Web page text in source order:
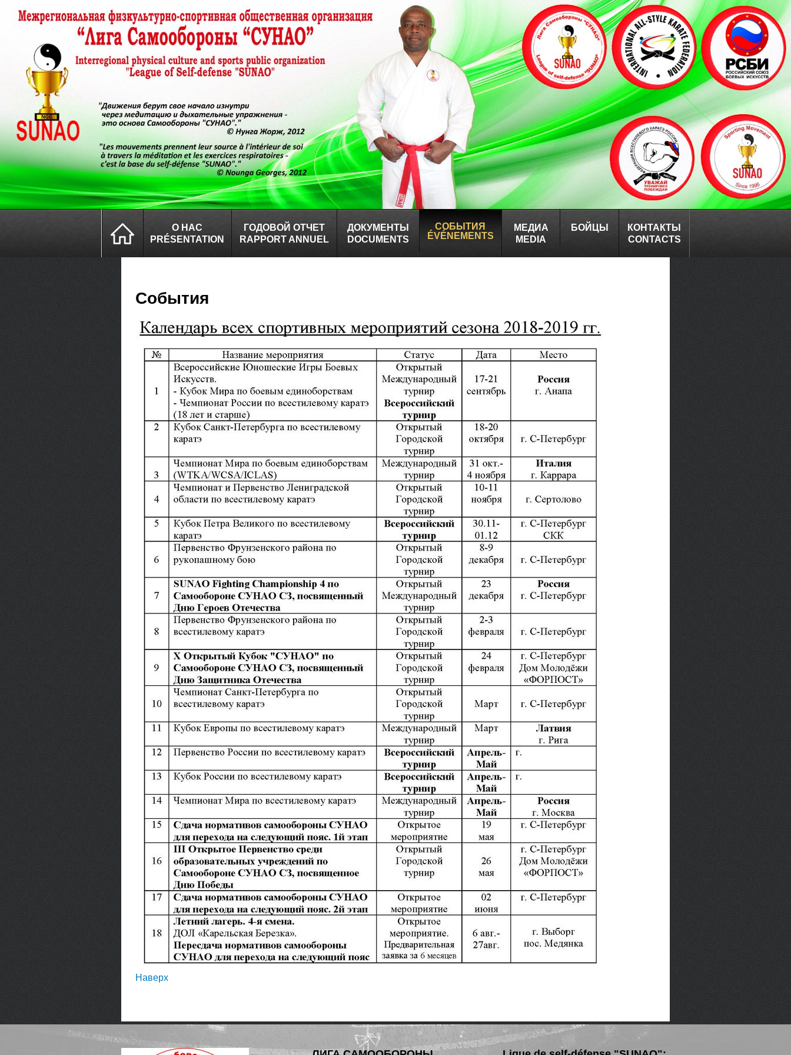
О НАС
PRÉSENTATION
ГОДОВОЙ ОТЧЕТ
RAPPORT ANNUEL
ДОКУМЕНТЫ
DOCUMENTS
СОБЫТИЯ
ÉVÉNEMENTS
МЕДИА
MEDIA
БОЙЦЫ
КОНТАКТЫ
CONTACTS
События
Наверх